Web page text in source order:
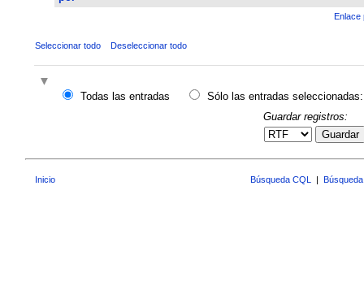
Enlace
Seleccionar todo Deseleccionar todo
Todas las entradas
Sólo las entradas seleccionadas:
Guardar registros:
Guardar
Inicio Búsqueda CQL